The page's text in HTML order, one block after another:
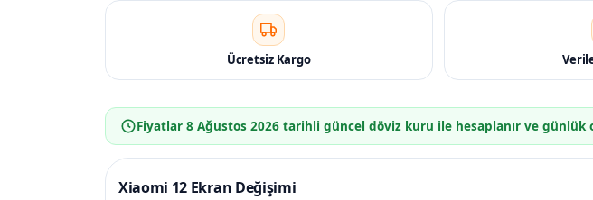
Ücretsiz Kargo
Fiyatlar 8 Ağustos 2026 tarihli güncel döviz kuru ile hesaplanır ve günlük
Xiaomi 12 Ekran Değişimi